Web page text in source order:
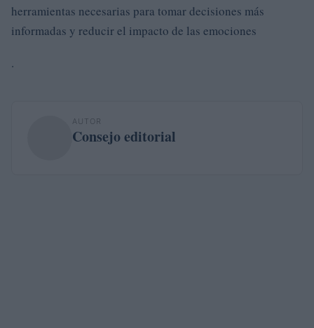
herramientas necesarias para tomar decisiones más
informadas y reducir el impacto de las emociones
.
AUTOR
Consejo editorial